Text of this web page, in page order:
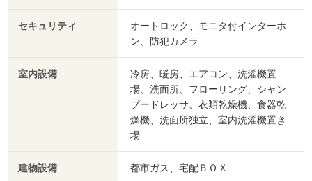
セキュリティ
オートロック、モニタ付インターホ
ン、防犯カメラ
室内設備
冷房、暖房、エアコン、洗濯機置
場、洗面所、フローリング、シャン
プードレッサ、衣類乾燥機、食器乾
燥機、洗面所独立、室内洗濯機置き
場
建物設備 都市ガス、宅配ＢＯＸ